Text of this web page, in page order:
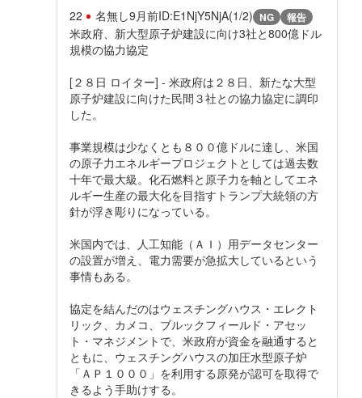
22 名無し9月前ID:E1NjY5NjA(1/2) NG 報告
米政府、新大型原子炉建設に向け3社と800億ドル
規模の協力協定
[２８日 ロイター] - 米政府は２８日、新たな大型
原子炉建設に向けた民間３社との協力協定に調印
した。
事業規模は少なくとも８００億ドルに達し、米国
の原子力エネルギープロジェクトとしては過去数
十年で最大級。化石燃料と原子力を軸としてエネ
ルギー生産の最大化を目指すトランプ大統領の方
針が浮き彫りになっている。
米国内では、人工知能（ＡＩ）用データセンター
の設置が増え、電力需要が急拡大しているという
事情もある。
協定を結んだのはウェスチングハウス・エレクト
リック、カメコ、ブルックフィールド・アセッ
ト・マネジメントで、米政府が資金を融通すると
ともに、ウェスチングハウスの加圧水型原子炉
「ＡＰ１０００」を利用する原発が認可を取得で
きるよう手助けする。